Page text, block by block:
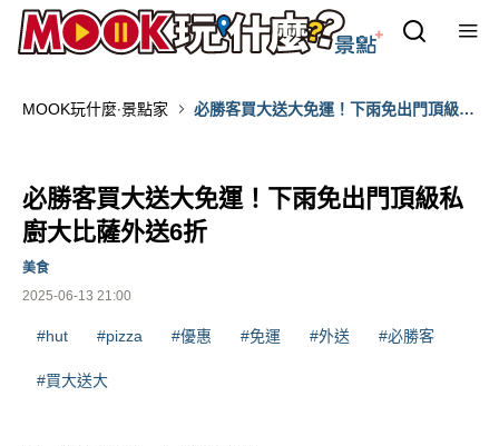
MOOK玩什麼‧景點家
必勝客買大送大免運！下雨免出門頂級私
必勝客買大送大免運！下雨免出門頂級私
廚大比薩外送6折
2025-06-13 21:00
美食
#hut #pizza #優惠 #免運 #外送 #必勝客
#買大送大